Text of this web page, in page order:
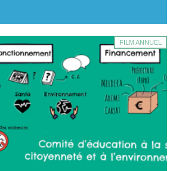
FILM ANNUEL